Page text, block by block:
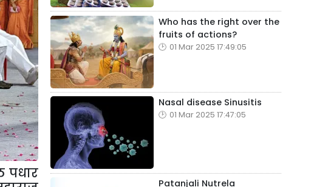
पधार
Who has the right over the
fruits of actions?
01 Mar 2025 17:49:05
Nasal disease Sinusitis
01 Mar 2025 17:47:05
Patanjali Nutrela